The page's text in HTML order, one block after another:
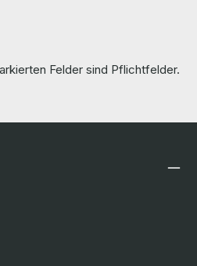
Felder sind Pflichtfelder.